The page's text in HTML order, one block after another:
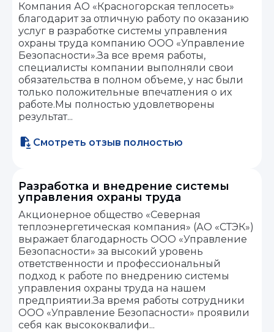
Компания АО «Красногорская теплосеть»
благодарит за отличную работу по оказанию
услуг в разработке системы управления
охраны труда компанию ООО «Управление
Безопасности».За все время работы,
специалисты компании выполняли свои
обязательства в полном объеме, у нас были
только положительные впечатления о их
работе.Мы полностью удовлетворены
результат...
Смотреть отзыв полностью
Разработка и внедрение системы
управления охраны труда
Акционерное общество «Северная
теплоэнергетическая компания» (АО «СТЭК»)
выражает благодарность ООО «Управление
Безопасности» за высокий уровень
ответственности и профессиональный
подход к работе по внедрению системы
управления охраны труда на нашем
предприятии.За время работы сотрудники
ООО «Управление Безопасности» проявили
себя как высококвалифи...